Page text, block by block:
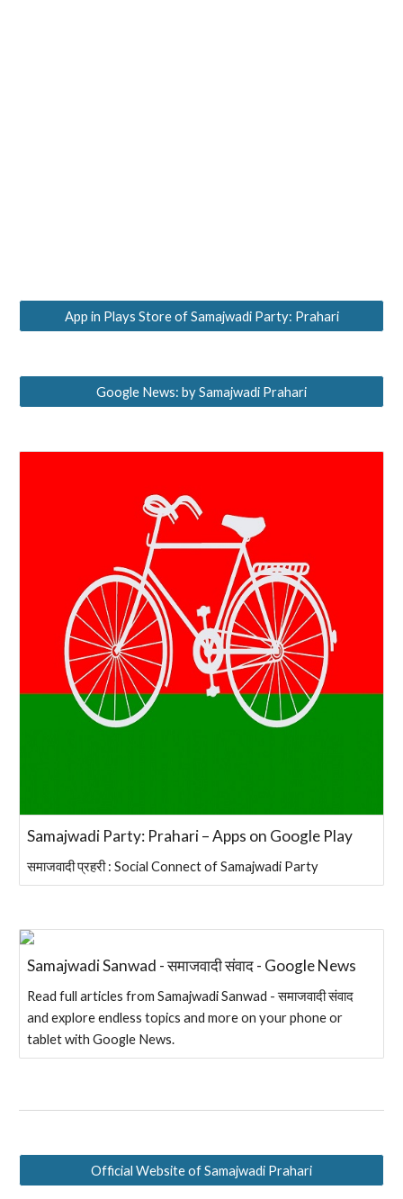
App in Plays Store of Samajwadi Party: Prahari
Google News: by Samajwadi Prahari
Samajwadi Party: Prahari – Apps on Google Play
समाजवादी प्रहरी : Social Connect of Samajwadi Party
Samajwadi Sanwad - समाजवादी संवाद - Google News
Read full articles from Samajwadi Sanwad - समाजवादी संवाद
and explore endless topics and more on your phone or
tablet with Google News.
Official Website of Samajwadi Prahari